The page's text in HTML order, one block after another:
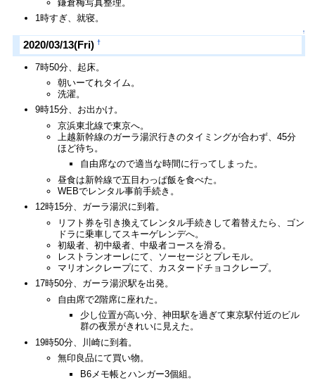
鎌倉梅写真整理。
1時すぎ、就寝。
↑
2020/03/13(Fri) †
7時50分、起床。
朝いーてれタイム。
洗濯。
9時15分、お出かけ。
京浜東北線で東京へ。
上越新幹線のガーラ湯沢行きのタイミングが合わず、45分
ほど待ち。
自由席なので適当な時間に行ってしまった。
昼食は新幹線で五目わっぱ飯を食べた。
WEBでレンタル事前手続き。
12時15分、ガーラ湯沢に到着。
リフト券を引き換えてレンタル手続きして着替えたら、ゴン
ドラに乗車してスキーゲレンデへ。
初級者、初中級者、中級者コースを滑る。
レストランオーレにて、ソーセージとプレモル。
マリオンクレープにて、カスタードチョコクレープ。
17時50分、ガーラ湯沢駅を出発。
自由席で2階席に座れた。
少し位置が高い分、神田駅を過ぎて東京駅付近のビル
群の夜景がきれいに見えた。
19時50分、川崎に到着。
無印良品にて買い物。
B6メモ帳とハンガー3個組。